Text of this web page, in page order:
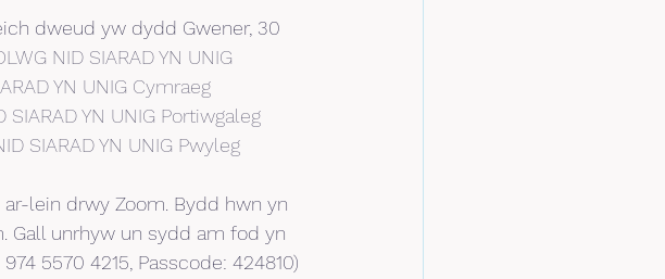
dweud yw dydd Gwener, 30
NID SIARAD YN UNIG
YN UNIG Cymraeg
SIARAD YN UNIG Portiwgaleg
SIARAD YN UNIG Pwyleg
lein drwy Zoom. Bydd hwn yn
Gall unrhyw un sydd am fod yn
5570 4215, Passcode: 424810)